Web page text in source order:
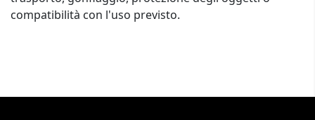
compatibilità con l'uso previsto.